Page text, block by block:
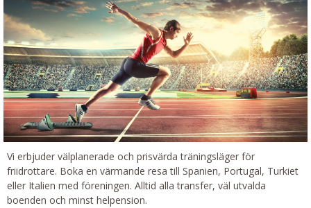
Vi erbjuder välplanerade och prisvärda träningsläger för
friidrottare. Boka en värmande resa till Spanien, Portugal, Turkiet
eller Italien med föreningen. Alltid alla transfer, väl utvalda
boenden och minst helpension.